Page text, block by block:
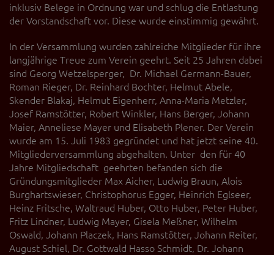
inklusiv Belege in Ordnung war und schlug die Entlastung
der Vorstandschaft vor. Diese wurde einstimmig gewährt.
In der Versammlung wurden zahlreiche Mitglieder für ihre
langjährige Treue zum Verein geehrt. Seit 25 Jahren dabei
sind Georg Wetzelsperger, Dr. Michael Germann-Bauer,
Roman Rieger, Dr. Reinhard Bochter, Helmut Abele,
Skender Blakaj, Helmut Eigenherr, Anna-Maria Metzler,
Josef Ramstötter, Robert Winkler, Hans Berger, Johann
Maier, Anneliese Mayer und Elisabeth Plener. Der Verein
wurde am 15. Juli 1983 gegründet und hat jetzt seine 40.
Mitgliederversammlung abgehalten. Unter den für 40
Jahre Mitgliedschaft geehrten befanden sich die
Gründungsmitglieder Max Aicher, Ludwig Braun, Alois
Burghartswieser, Christophorus Egger, Heinrich Eglseer,
Heinz Fritsche, Waltraud Huber, Otto Huber, Peter Huber,
Fritz Lindner, Ludwig Mayer, Gisela Meßner, Wilhelm
Oswald, Johann Placzek, Hans Ramstötter, Johann Reiter,
August Schiel, Dr. Gottwald Hasso Schmidt, Dr. Johann